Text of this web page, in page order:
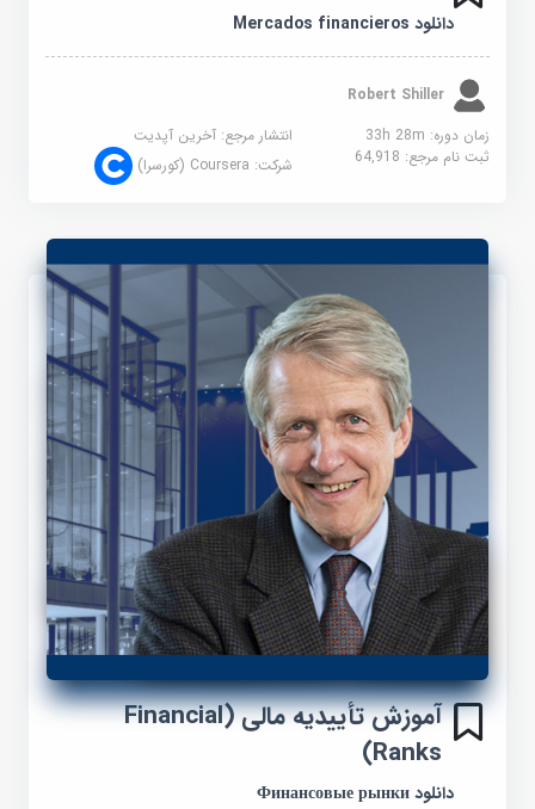
دانلود Mercados financieros
Robert Shiller
زمان دوره: 33h 28m
انتشار مرجع:آخرین آپدیت
ثبت نام مرجع:64,918 شرکت:Coursera (کورسرا)
آموزش تأییدیه مالی (Financial
Ranks)
دانلود Финансовые рынки